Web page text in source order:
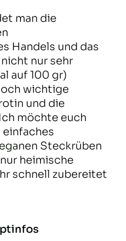
man die
Handels und das
nur sehr
auf 100 gr)
wichtige
und die
möchte euch
einfaches
Steckrüben
heimische
schnell zubereitet